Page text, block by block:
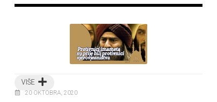
VIŠE
20 OKTOBRA, 2020